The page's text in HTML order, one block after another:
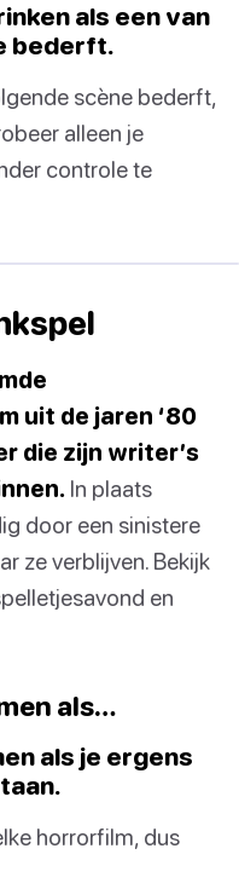
als een van
bederft.
scène bederft,
alleen je
controle te
uit de jaren ‘80
die zijn writer’s
In plaats
door een sinistere
ze verblijven. Bekijk
en
als…
als je ergens
horrorfilm, dus